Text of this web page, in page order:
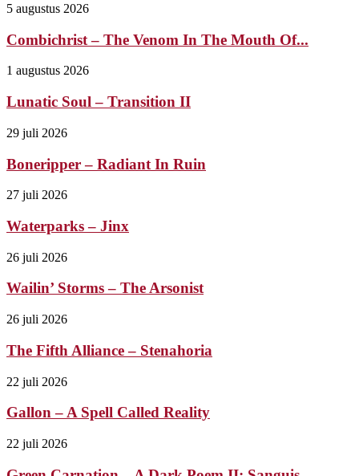
5 augustus 2026
Combichrist – The Venom In The Mouth Of...
1 augustus 2026
Lunatic Soul – Transition II
29 juli 2026
Boneripper – Radiant In Ruin
27 juli 2026
Waterparks – Jinx
26 juli 2026
Wailin’ Storms – The Arsonist
26 juli 2026
The Fifth Alliance – Stenahoria
22 juli 2026
Gallon – A Spell Called Reality
22 juli 2026